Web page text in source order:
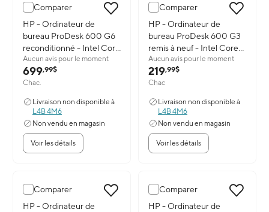
Comparer
Image du produit: HP - Ordinateur de bureau ProDesk 600 G6
HP - Ordinateur de
bureau ProDesk 600 G6
reconditionné - Intel Core
i5-10500 - SSD 1 To - 32
Go de RAM - Windows 11
Pro
Aucun avis pour le moment
699,99$
Chac.
Livraison non disponible à
L4B 4M6
Non vendu en magasin
Voir les détails
Comparer
Image du produit: HP -
HP - Ordinateur de
bureau ProDesk 600 G3
remis à neuf - Intel Core
i3-6100T - 128 Go SSD - 8
Go RAM - Windows 10
Pro
Aucun avis pour le moment
219,99$
Chac
Livraison non disponible à
L4B 4M6
Non vendu en magasin
Voir les détails
Comparer
Image du produit: HP - Ordinateur de bureau 800 G4 Tiny - Intel
HP - Ordinateur de
Comparer
Image du produit: HP -
HP - Ordinateur de